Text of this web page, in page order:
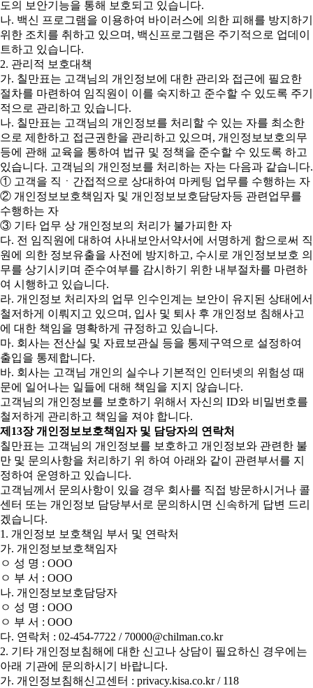
도의 보안기능을 통해 보호되고 있습니다.
나. 백신 프로그램을 이용하여 바이러스에 의한 피해를 방지하기
위한 조치를 취하고 있으며, 백신프로그램은 주기적으로 업데이
트하고 있습니다.
2. 관리적 보호대책
가. 칠만표는 고객님의 개인정보에 대한 관리와 접근에 필요한
절차를 마련하여 임직원이 이를 숙지하고 준수할 수 있도록 주기
적으로 관리하고 있습니다.
나. 칠만표는 고객님의 개인정보를 처리할 수 있는 자를 최소한
으로 제한하고 접근권한을 관리하고 있으며, 개인정보보호의무
등에 관해 교육을 통하여 법규 및 정책을 준수할 수 있도록 하고
있습니다. 고객님의 개인정보를 처리하는 자는 다음과 같습니다.
① 고객을 직ㆍ간접적으로 상대하여 마케팅 업무를 수행하는 자
② 개인정보보호책임자 및 개인정보보호담당자등 관련업무를
수행하는 자
③ 기타 업무 상 개인정보의 처리가 불가피한 자
다. 전 임직원에 대하여 사내보안서약서에 서명하게 함으로써 직
원에 의한 정보유출을 사전에 방지하고, 수시로 개인정보보호 의
무를 상기시키며 준수여부를 감시하기 위한 내부절차를 마련하
여 시행하고 있습니다.
라. 개인정보 처리자의 업무 인수인계는 보안이 유지된 상태에서
철저하게 이뤄지고 있으며, 입사 및 퇴사 후 개인정보 침해사고
에 대한 책임을 명확하게 규정하고 있습니다.
마. 회사는 전산실 및 자료보관실 등을 통제구역으로 설정하여
출입을 통제합니다.
바. 회사는 고객님 개인의 실수나 기본적인 인터넷의 위험성 때
문에 일어나는 일들에 대해 책임을 지지 않습니다.
고객님의 개인정보를 보호하기 위해서 자신의 ID와 비밀번호를
철저하게 관리하고 책임을 져야 합니다.
제13장 개인정보보호책임자 및 담당자의 연락처
칠만표는 고객님의 개인정보를 보호하고 개인정보와 관련한 불
만 및 문의사항을 처리하기 위 하여 아래와 같이 관련부서를 지
정하여 운영하고 있습니다.
고객님께서 문의사항이 있을 경우 회사를 직접 방문하시거나 콜
센터 또는 개인정보 담당부서로 문의하시면 신속하게 답변 드리
겠습니다.
1. 개인정보 보호책임 부서 및 연락처
가. 개인정보보호책임자
ㅇ 성 명 : OOO
ㅇ 부 서 : OOO
나. 개인정보보호담당자
ㅇ 성 명 : OOO
ㅇ 부 서 : OOO
다. 연락처 : 02-454-7722 / 70000@chilman.co.kr
2. 기타 개인정보침해에 대한 신고나 상담이 필요하신 경우에는
아래 기관에 문의하시기 바랍니다.
가. 개인정보침해신고센터 : privacy.kisa.co.kr / 118